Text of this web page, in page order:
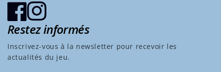
FacebookInstagram
Restez informés
Inscrivez-vous à la newsletter pour recevoir les
actualités du jeu.